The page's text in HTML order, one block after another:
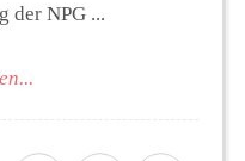
der NPG ...